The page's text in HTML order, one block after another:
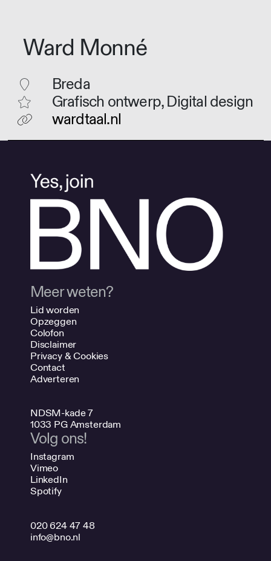
Ward Monné
Breda
Grafisch ontwerp, Digital design
wardtaal.nl
Meer weten?
Lid worden
Opzeggen
Colofon
Disclaimer
Privacy & Cookies
Contact
Adverteren
NDSM-kade 7
1033 PG Amsterdam
Volg ons!
Instagram
Vimeo
LinkedIn
Spotify
020 624 47 48
info@bno.nl